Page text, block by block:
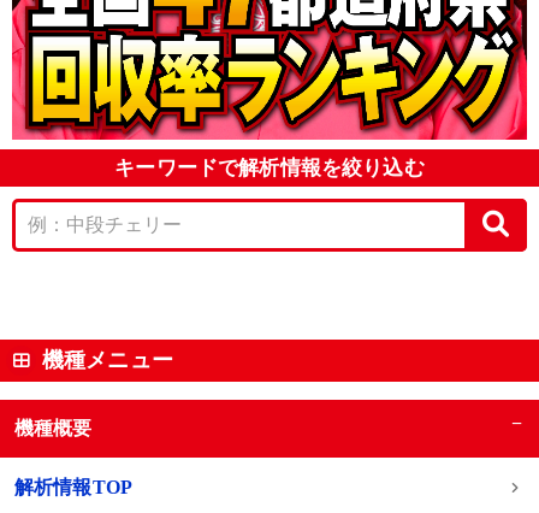
キーワードで解析情報を絞り込む
機種メニュー
機種概要 −
解析情報TOP